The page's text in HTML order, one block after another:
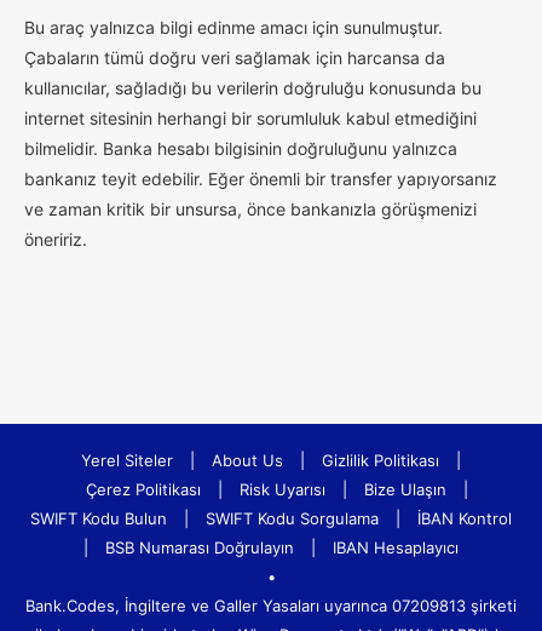
Bu araç yalnızca bilgi edinme amacı için sunulmuştur.
Çabaların tümü doğru veri sağlamak için harcansa da
kullanıcılar, sağladığı bu verilerin doğruluğu konusunda bu
internet sitesinin herhangi bir sorumluluk kabul etmediğini
bilmelidir. Banka hesabı bilgisinin doğruluğunu yalnızca
bankanız teyit edebilir. Eğer önemli bir transfer yapıyorsanız
ve zaman kritik bir unsursa, önce bankanızla görüşmenizi
öneririz.
Yerel Siteler About Us Gizlilik Politikası
Çerez Politikası
Risk Uyarısı Bize Ulaşın
SWIFT Kodu Bulun
SWIFT Kodu Sorgulama
İBAN Kontrol
BSB Numarası Doğrulayın
IBAN Hesaplayıcı
•
Bank.Codes, İngiltere ve Galler Yasaları uyarınca 07209813 şirketi